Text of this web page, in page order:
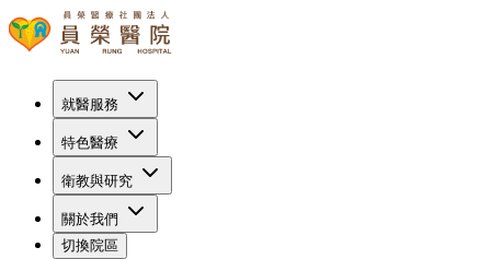
就醫服務
特色醫療
衛教與研究
關於我們
切換院區